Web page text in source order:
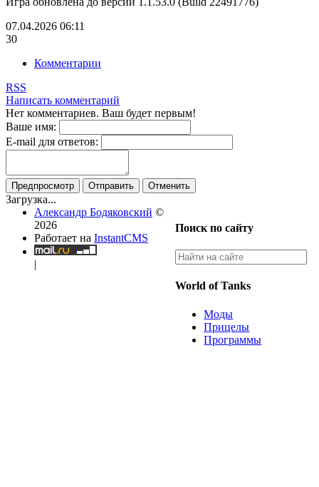
07.04.2026 06:11
30
Комментарии
RSS
Написать комментарий
Нет комментариев. Ваш будет первым!
Ваше имя:
E-mail для ответов:
Предпросмотр Отправить Отменить
Загрузка...
Поиск по сайту
World of Tanks
Моды
Прицелы
Программы
Александр Бодяковский ©
2026
Работает на InstantCMS
|